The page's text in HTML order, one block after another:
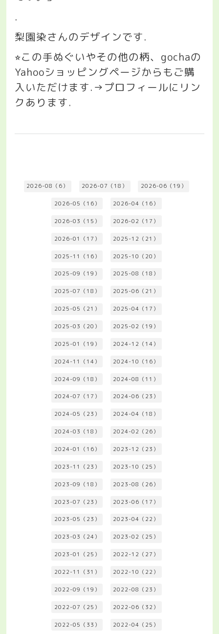
.
梨園染さんのデザインです.
⭐︎この手ぬぐいやその他の柄、 gochaの
Yahooショッピングページからもご購
入いただけます.→ プロフィールにリン
クあります.
2026-08（6） 2026-07（18） 2026-06（19）
2026-05（16） 2026-04（16）
2026-03（15） 2026-02（17）
2026-01（17） 2025-12（21）
2025-11（16） 2025-10（20）
2025-09（19） 2025-08（18）
2025-07（18） 2025-06（21）
2025-05（21） 2025-04（17）
2025-03（20） 2025-02（19）
2025-01（19） 2024-12（14）
2024-11（14） 2024-10（16）
2024-09（18） 2024-08（11）
2024-07（17） 2024-06（23）
2024-05（23） 2024-04（18）
2024-03（18） 2024-02（26）
2024-01（16） 2023-12（23）
2023-11（23） 2023-10（25）
2023-09（18） 2023-08（26）
2023-07（23） 2023-06（17）
2023-05（23） 2023-04（22）
2023-03（24） 2023-02（25）
2023-01（25） 2022-12（27）
2022-11（31） 2022-10（22）
2022-09（19） 2022-08（23）
2022-07（25） 2022-06（32）
2022-05（33） 2022-04（25）